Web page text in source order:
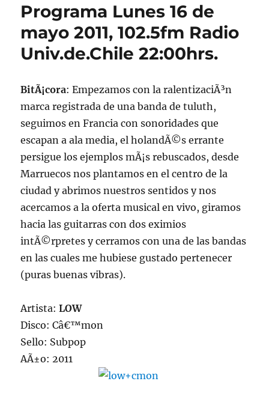
de
Programa Lunes 16 de
mayo 2011, 102.5fm Radio
Univ.de.Chile 22:00hrs.
BitÃ¡cora: Empezamos con la ralentizaciÃ³n
marca registrada de una banda de tuluth,
seguimos en Francia con sonoridades que
escapan a ala media, el holandÃ©s errante
persigue los ejemplos mÃ¡s rebuscados, desde
Marruecos nos plantamos en el centro de la
ciudad y abrimos nuestros sentidos y nos
acercamos a la oferta musical en vivo, giramos
hacia las guitarras con dos eximios
intÃ©rpretes y cerramos con una de las bandas
en las cuales me hubiese gustado pertenecer
(puras buenas vibras).
Artista:LOW
Disco: Câ€™mon
Sello: Subpop
AÃ±o: 2011